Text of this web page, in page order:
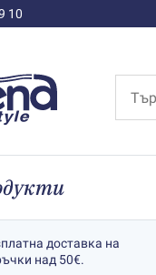
10
доставка на
над 50€.